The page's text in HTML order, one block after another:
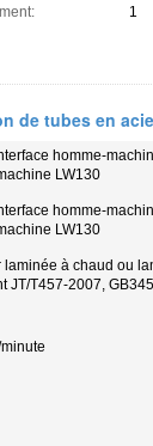
1
de tubes en
homme-
LW130
homme-
LW130
laminée à chaud ou
JT/T457-2007,